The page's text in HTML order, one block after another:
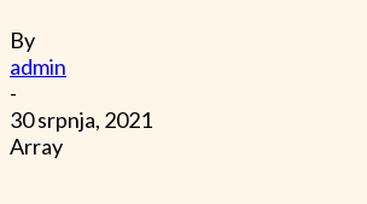
By
admin
-
30 srpnja, 2021
Array